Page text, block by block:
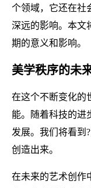
个领域，它还在社
深远的影响。本文
期的意义和影响。
美学秩序的未
在这个不断变化的
能。随着科技的进
发展。我们将看到
创造出来。
在未来的艺术创作